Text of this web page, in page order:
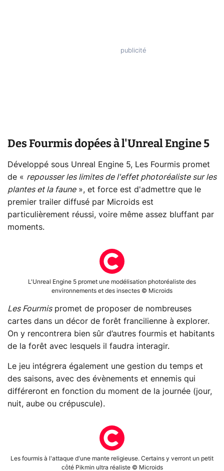
Des Fourmis dopées à l'Unreal Engine 5
Développé sous Unreal Engine 5, Les Fourmis promet
de « repousser les limites de l'effet photoréaliste sur les
plantes et la faune», et force est d'admettre que le
premier trailer diffusé par Microids est
particulièrement réussi, voire même assez bluffant par
moments.
L'Unreal Engine 5 promet une modélisation photoréaliste des
environnements et des insectes © Microids
Les Fourmispromet de proposer de nombreuses
cartes dans un décor de forêt francilienne à explorer.
On y rencontrera bien sûr d’autres fourmis et habitants
de la forêt avec lesquels il faudra interagir.
Le jeu intégrera également une gestion du temps et
des saisons, avec des évènements et ennemis qui
différeront en fonction du moment de la journée (jour,
nuit, aube ou crépuscule).
Les fourmis à l'attaque d'une mante religieuse. Certains y verront un petit
côté Pikmin ultra réaliste © Microids